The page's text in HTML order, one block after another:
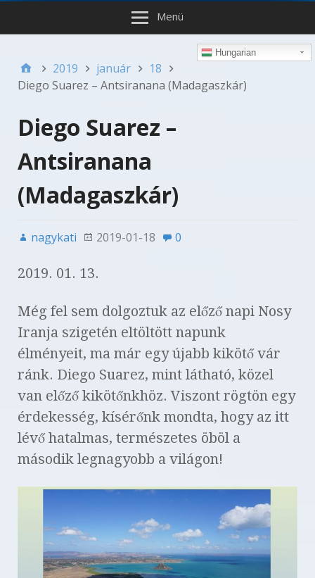
Menü
Hungarian
2019 január
18
Diego Suarez – Antsiranana (Madagaszkár)
Diego Suarez –
Antsiranana
(Madagaszkár)
nagykati 2019-01-18 0
2019. 01. 13.
Még fel sem dolgoztuk az előző napi Nosy
Iranja szigetén eltöltött napunk
élményeit, ma már egy újabb kikötő vár
ránk. Diego Suarez, mint látható, közel
van előző kikötőnkhöz. Viszont rögtön egy
érdekesség, kísérőnk mondta, hogy az itt
lévő hatalmas, természetes öböl a
második legnagyobb a világon!